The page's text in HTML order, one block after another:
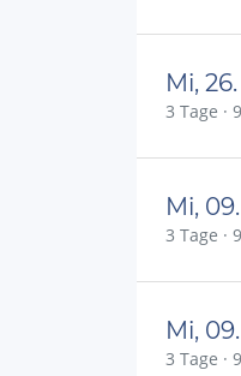
Mi,
3 Tage ·
Mi,
3 Tage ·
Mi,
3 Tage ·